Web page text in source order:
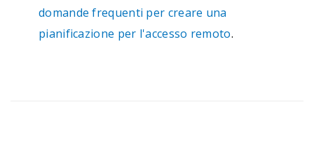
domande frequenti per creare una
pianificazione per l'accesso remoto.